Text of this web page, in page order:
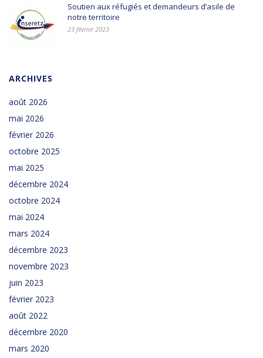
Soutien aux réfugiés et demandeurs d’asile de
notre territoire
23 février 2023
ARCHIVES
août 2026
mai 2026
février 2026
octobre 2025
mai 2025
décembre 2024
octobre 2024
mai 2024
mars 2024
décembre 2023
novembre 2023
juin 2023
février 2023
août 2022
décembre 2020
mars 2020